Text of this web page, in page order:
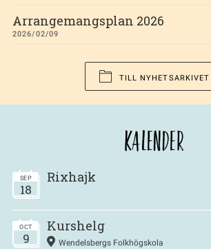
Arrangemangsplan 2026
2026/02/09
TILL NYHETSARKIVET
KALENDER
SEP
18
Rixhajk
OCT
9
Kurshelg
Wendelsbergs Folkhögskola